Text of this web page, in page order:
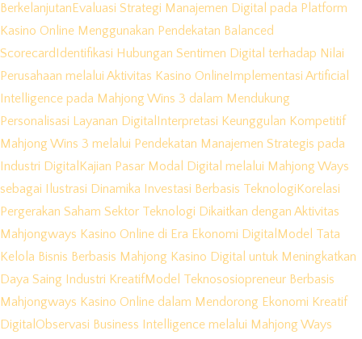
Berkelanjutan Evaluasi Strategi Manajemen Digital pada Platform
Kasino Online Menggunakan Pendekatan Balanced
Scorecard Identifikasi Hubungan Sentimen Digital terhadap Nilai
Perusahaan melalui Aktivitas Kasino Online Implementasi Artificial
Intelligence pada Mahjong Wins 3 dalam Mendukung
Personalisasi Layanan Digital Interpretasi Keunggulan Kompetitif
Mahjong Wins 3 melalui Pendekatan Manajemen Strategis pada
Industri Digital Kajian Pasar Modal Digital melalui Mahjong Ways
sebagai Ilustrasi Dinamika Investasi Berbasis Teknologi Korelasi
Pergerakan Saham Sektor Teknologi Dikaitkan dengan Aktivitas
Mahjongways Kasino Online di Era Ekonomi Digital Model Tata
Kelola Bisnis Berbasis Mahjong Kasino Digital untuk Meningkatkan
Daya Saing Industri KreatifModel Teknososiopreneur Berbasis
Mahjongways Kasino Online dalam Mendorong Ekonomi Kreatif
Digital Observasi Business Intelligence melalui Mahjong Ways